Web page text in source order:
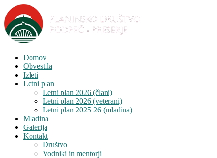
Domov
Obvestila
Izleti
Letni plan
Letni plan 2026 (člani)
Letni plan 2026 (veterani)
Letni plan 2025-26 (mladina)
Mladina
Galerija
Kontakt
Društvo
Vodniki in mentorji